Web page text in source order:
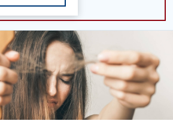
Консультації -30%